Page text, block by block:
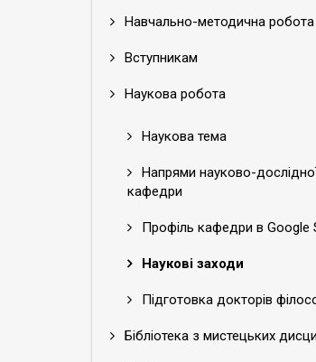
Навчально-методична робота
Вступникам
Наукова робота
Наукова тема
Напрями науково-
кафедри
Профіль кафедри в Google
Наукові заходи
Підготовка докторів
Бібліотека з мистецьких